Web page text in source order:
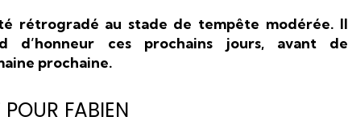
rétrogradé au stade de tempête modérée. Il
d’honneur ces prochains jours, avant de
prochaine.
FABIEN